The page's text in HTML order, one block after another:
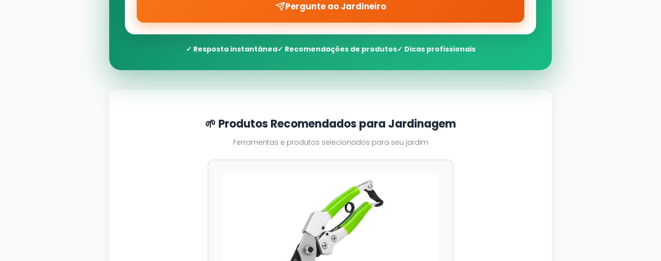
Pergunte ao Jardineiro
✓ Resposta instantânea✓ Recomendações de produtos✓ Dicas profissionais
🌱 Produtos Recomendados para Jardinagem
Ferramentas e produtos selecionados para seu jardim